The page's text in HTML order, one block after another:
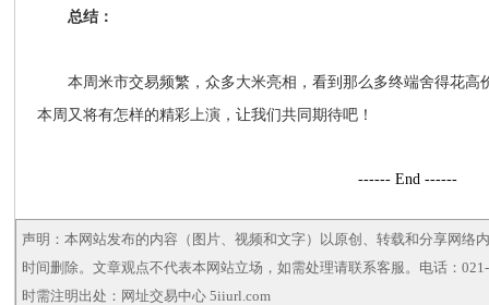
总结：
本周米市交易频繁，众多大米亮相，看到那么多终端舍得花高
本周又将有怎样的精彩上演，让我们共同期待吧！
------ End ------
声明：本网站发布的内容（图片、视频和文字）以原创、转载和分享网络
时间删除。文章观点不代表本网站立场，如需处理请联系客服。电话：
时需注明出处：网址交易中心 5iiurl.com